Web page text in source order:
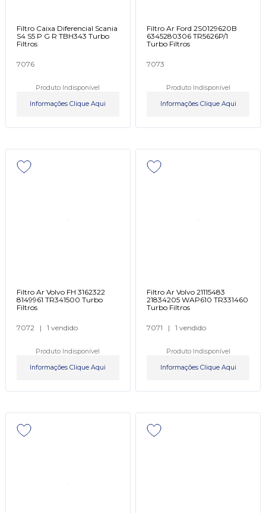
Filtro Caixa Diferencial Scania
S4 S5 P G R TBH343 Turbo
Filtros
7076
Produto Indisponível
Informações Clique Aqui
Filtro Ar Ford 2S0129620B
6345280306 TR5626P/1
Turbo Filtros
7073
Produto Indisponível
Informações Clique Aqui
Filtro Ar Volvo FH 3162322
8149961 TR341500 Turbo
Filtros
7072 | 1 vendido
Produto Indisponível
Informações Clique Aqui
Filtro Ar Volvo 21115483
21834205 WAP610 TR331460
Turbo Filtros
7071 | 1 vendido
Produto Indisponível
Informações Clique Aqui